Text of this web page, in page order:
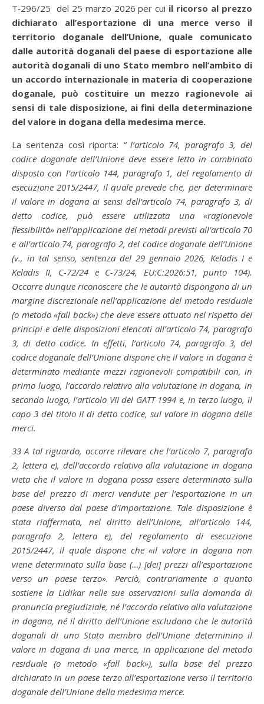
T‑296/25 del 25 marzo 2026 per cui il ricorso al prezzo
dichiarato all’esportazione di una merce verso il
territorio doganale dell’Unione, quale comunicato
dalle autorità doganali del paese di esportazione alle
autorità doganali di uno Stato membro nell’ambito di
un accordo internazionale in materia di cooperazione
doganale, può costituire un mezzo ragionevole ai
sensi di tale disposizione, ai fini della determinazione
del valore in dogana della medesima merce.
La sentenza così riporta: “ l’articolo 74, paragrafo 3, del
codice doganale dell’Unione deve essere letto in combinato
disposto con l’articolo 144, paragrafo 1, del regolamento di
esecuzione 2015/2447, il quale prevede che, per determinare
il valore in dogana ai sensi dell’articolo 74, paragrafo 3, di
detto codice, può essere utilizzata una «ragionevole
flessibilità» nell’applicazione dei metodi previsti all’articolo 70
e all’articolo 74, paragrafo 2, del codice doganale dell’Unione
(v., in tal senso, sentenza del 29 gennaio 2026, Keladis I e
Keladis II, C-72/24 e C-73/24, EU:C:2026:51, punto 104).
Occorre dunque riconoscere che le autorità dispongono di un
margine discrezionale nell’applicazione del metodo residuale
(o metodo «fall back») che deve essere attuato nel rispetto dei
principi e delle disposizioni elencati all’articolo 74, paragrafo
3, di detto codice. In effetti, l’articolo 74, paragrafo 3, del
codice doganale dell’Unione dispone che il valore in dogana è
determinato mediante mezzi ragionevoli compatibili con, in
primo luogo, l’accordo relativo alla valutazione in dogana, in
secondo luogo, l’articolo VII del GATT 1994 e, in terzo luogo, il
capo 3 del titolo II di detto codice, sul valore in dogana delle
merci.
33 A tal riguardo, occorre rilevare che l’articolo 7, paragrafo
2, lettera e), dell’accordo relativo alla valutazione in dogana
vieta che il valore in dogana possa essere determinato sulla
base del prezzo di merci vendute per l’esportazione in un
paese diverso dal paese d’importazione. Tale disposizione è
stata riaffermata, nel diritto dell’Unione, all’articolo 144,
paragrafo 2, lettera e), del regolamento di esecuzione
2015/2447, il quale dispone che «il valore in dogana non
viene determinato sulla base (…) [dei] prezzi all’esportazione
verso un paese terzo». Perciò, contrariamente a quanto
sostiene la Lidikar nelle sue osservazioni sulla domanda di
pronuncia pregiudiziale, né l’accordo relativo alla valutazione
in dogana, né il diritto dell’Unione escludono che le autorità
doganali di uno Stato membro dell’Unione determinino il
valore in dogana di una merce, in applicazione del metodo
residuale (o metodo «fall back»), sulla base del prezzo
dichiarato in un paese terzo all’esportazione verso il territorio
doganale dell’Unione della medesima merce.